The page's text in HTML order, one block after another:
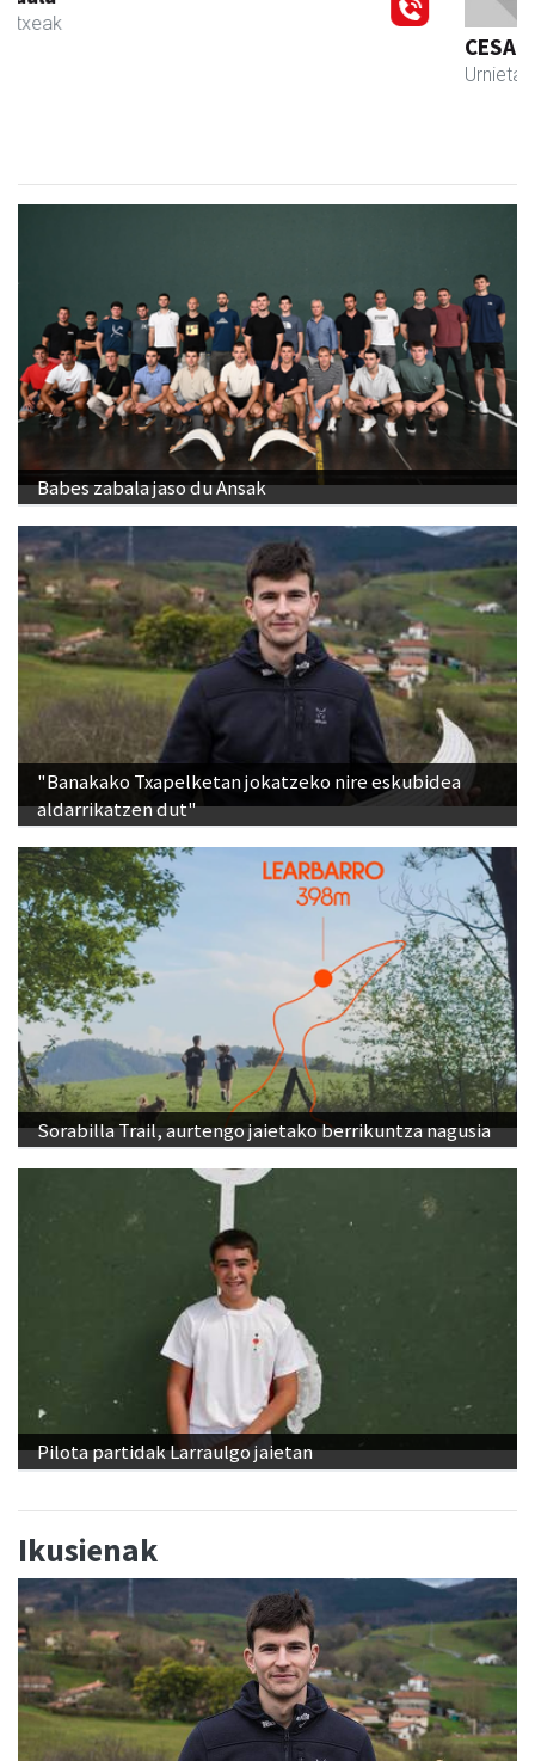
Babes zabala jaso du Ansak
"Banakako Txapelketan jokatzeko nire eskubidea
aldarrikatzen dut"
Sorabilla Trail, aurtengo jaietako berrikuntza nagusia
Pilota partidak Larraulgo jaietan
Ikusienak